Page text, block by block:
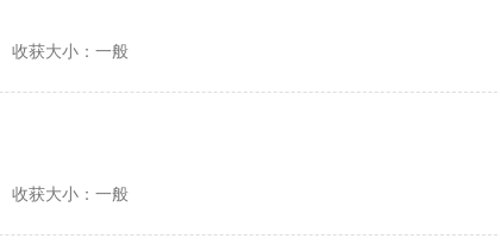
收获大小：一般
收获大小：一般